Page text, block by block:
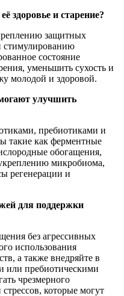
здоровье и старение?
защитных
стимулированию
состояние
уменьшить сухость и
молодой и здоровой.
улучшить
пребиотиками и
такие как ферментные
обогащения,
микробиома,
регенерации и
для поддержки
без агрессивных
использования
а также внедряйте в
или пребиотическими
чрезмерного
которые могут